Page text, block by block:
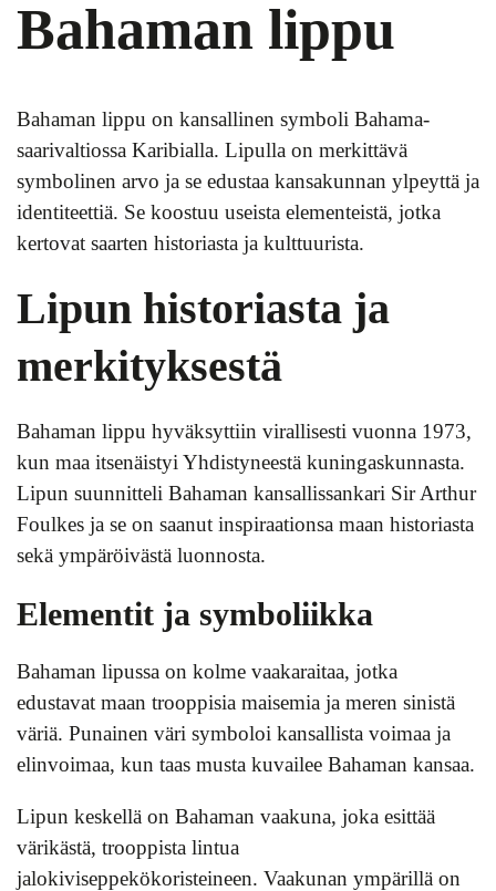
Bahaman lippu
Bahaman lippu on kansallinen symboli Bahama-
saarivaltiossa Karibialla. Lipulla on merkittävä
symbolinen arvo ja se edustaa kansakunnan ylpeyttä ja
identiteettiä. Se koostuu useista elementeistä, jotka
kertovat saarten historiasta ja kulttuurista.
Lipun historiasta ja
merkityksestä
Bahaman lippu hyväksyttiin virallisesti vuonna 1973,
kun maa itsenäistyi Yhdistyneestä kuningaskunnasta.
Lipun suunnitteli Bahaman kansallissankari Sir Arthur
Foulkes ja se on saanut inspiraationsa maan historiasta
sekä ympäröivästä luonnosta.
Elementit ja symboliikka
Bahaman lipussa on kolme vaakaraitaa, jotka
edustavat maan trooppisia maisemia ja meren sinistä
väriä. Punainen väri symboloi kansallista voimaa ja
elinvoimaa, kun taas musta kuvailee Bahaman kansaa.
Lipun keskellä on Bahaman vaakuna, joka esittää
värikästä, trooppista lintua
jalokiviseppekökoristeineen. Vaakunan ympärillä on